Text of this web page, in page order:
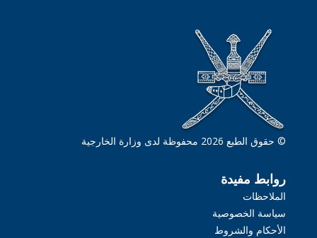
© حقوق الطبع 2026 محفوظة لدى وزارة الخارجية
روابط مفيدة
الملاحظات
سياسة الخصوصية
الأحكام والشروط